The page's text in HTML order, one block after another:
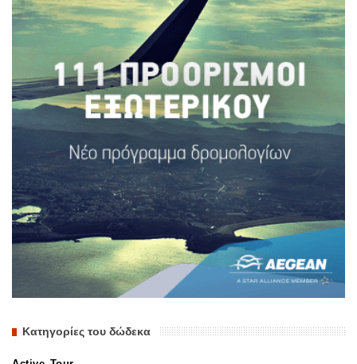
Κατηγορίες του δώδεκα